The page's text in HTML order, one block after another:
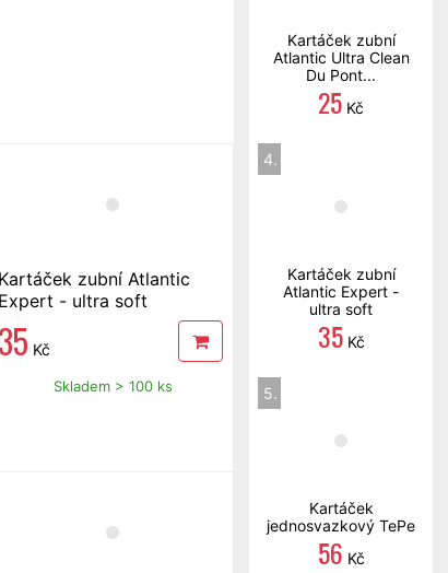
Kartáček zubní Atlantic
Expert - ultra soft
35 Kč
Skladem > 100 ks
Kartáček zubní
Atlantic Ultra Clean
Du Pont...
25 Kč
4.
Kartáček zubní
Atlantic Expert -
ultra soft
35Kč
5.
Kartáček
jednosvazkový TePe
56 Kč